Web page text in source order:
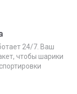
24/7. Ваш
чтобы шарики